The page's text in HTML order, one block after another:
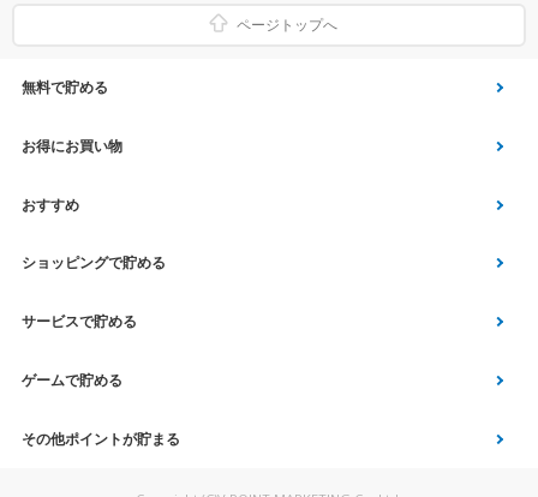
ページトップへ
無料で貯める
ゲーム
Vアンケート
アプリ利用
クイズ
スクラッチ
お得にお買い物
Yahoo!ショッピング
Vサンプル
エコなお買い物
Vモニター
おすすめ
Vくじ
チラシ
aruku&
Vポイント運用
ショッピングで貯める
Yahoo! JAPANサービス
総合・デパート・TV通販
家電・パソコン関連
サービスで貯める
マネー･銀行･保険
車・スポーツ・趣味
旅行・宿泊・ツアー
ゲームで貯める
Vポイントルーレット
その他ポイントが貯まる